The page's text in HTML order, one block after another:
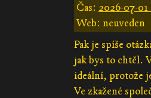
Čas: 2026-07-
Web: neuveden
Pak je spíše
jak bys to chtěl.
ideální, protože
Ve zkažené